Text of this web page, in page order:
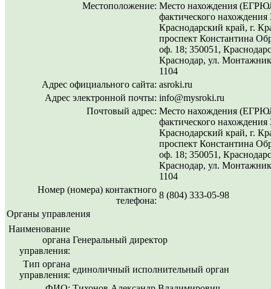
Местоположение: Место нахождения
фактического нахождения
Краснодарский край, г.
проспект Константина
оф. 18; 350051,
Краснодар, ул.
1104
Адрес официального сайта: asroki.ru
Адрес электронной почты: info@mysroki.ru
Почтовый адрес: Место нахождения
фактического нахождения
Краснодарский край, г.
проспект Константина
оф. 18; 350051,
Краснодар, ул.
1104
Номер (номера) контактного
телефона:
8 (804) 333-05-98
Органы управления
Наименование
органа
управления:
Генеральный директор
Тип органа
управления:
единоличный исполнительный орган